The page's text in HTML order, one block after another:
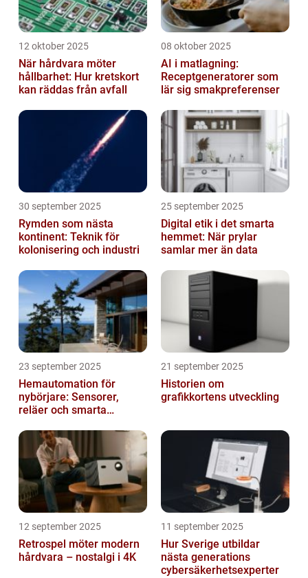
12 oktober 2025
När hårdvara möter
hållbarhet: Hur kretskort
kan räddas från avfall
08 oktober 2025
AI i matlagning:
Receptgeneratorer som
lär sig smakpreferenser
30 september 2025
Rymden som nästa
kontinent: Teknik för
kolonisering och industri
25 september 2025
Digital etik i det smarta
hemmet: När prylar
samlar mer än data
23 september 2025
Hemautomation för
nybörjare: Sensorer,
reläer och smarta
21 september 2025
Historien om
grafikkortens utveckling
12 september 2025
Retrospel möter modern
hårdvara – nostalgi i 4K
11 september 2025
Hur Sverige utbildar
nästa generations
cybersäkerhetsexperter